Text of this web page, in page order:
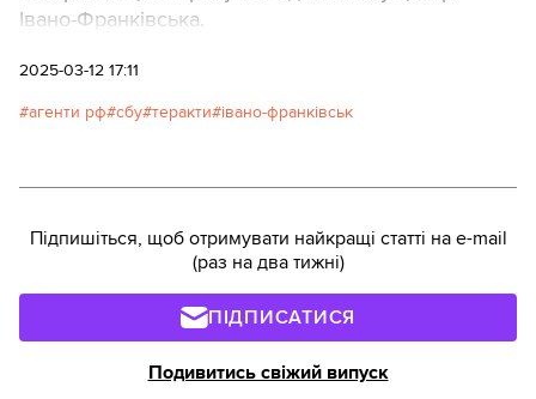
Івано-Франківська.
2025-03-12 17:11
агенти рф сбу теракти івано-франківськ
Підпишіться, щоб отримувати найкращі статті на e-mail
(раз на два тижні)
ПІДПИСАТИСЯ
Подивитись свіжий випуск